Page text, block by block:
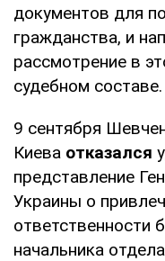
документов для
гражданства, и
рассмотрение в
судебном составе.
9 сентября
Киева отказался
представление
Украины о
ответственности
начальника